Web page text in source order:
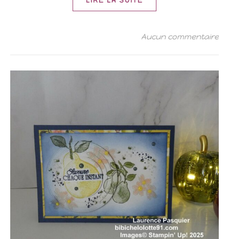
Aucun commentaire